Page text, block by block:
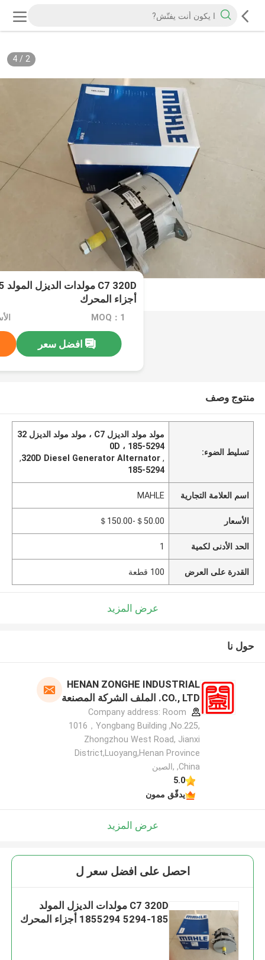
2
/
4
أجزاء المحرك
MOQ：1
افضل سعر
منتوج وصف
تسليط الضوء:
مولد مولد الديزل C7 ، مولد مولد الديزل 32
0D ، 185-5294
,
320D Diesel Generator Alternator
,
185-5294
اسم العلامة التجارية MAHLE
الأسعار ＄50.00-＄150.00
الحد الأدنى لكمية 1
القدرة على العرض 100 قطعة
عرض المزيد
حول نا
HENAN ZONGHE INDUSTRIAL
CO., LTD. الملف الشركة المصنعة
Company address: Room
1016，Yongbang Building ,No.225,
Zhongzhou West Road, Jianxi
District,Luoyang,Henan Province
,China ,الصين
5.0
يدقّق ممون
عرض المزيد
احصل على افضل سعر ل
C7 320D مولدات الديزل المولد
185-5294 1855294 أجزاء المحرك